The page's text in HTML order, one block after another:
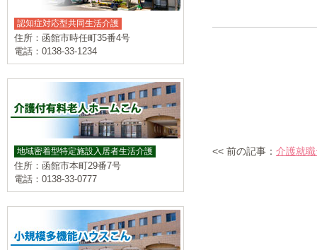
<< 前の記事： 介護就
認知症対応型共同生活介護
住所：函館市時任町35番4号
電話：0138-33-1234
地域密着型特定施設入居者生活介護
住所：函館市本町29番7号
電話：0138-33-0777